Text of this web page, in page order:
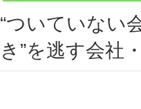
“ついていない
き”を逃す会社